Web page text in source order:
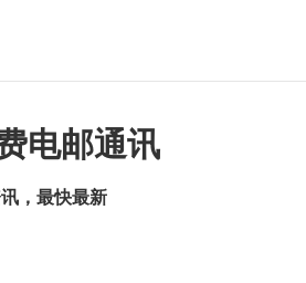
电邮通讯
，最快最新